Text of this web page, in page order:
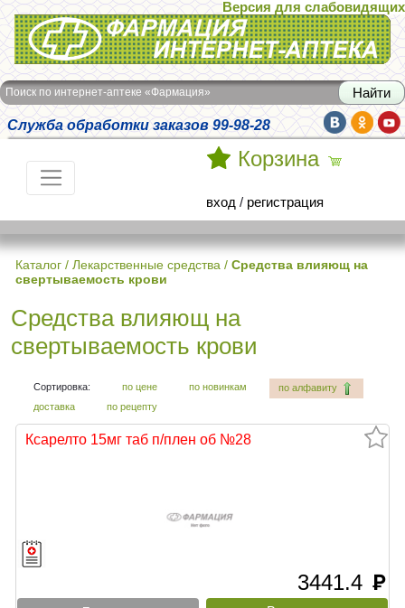
Интернет-аптека Фармация
Версия для слабовидящих
Поиск по интернет-аптеке «Фармация»
Служба обработки заказов 99-98-28
Корзина
вход / регистрация
Каталог / Лекарственные средства / Средства влияющ на
свертываемость крови
Средства влияющ на
свертываемость крови
Сортировка: по цене по новинкам
по алфавиту
доставка
по рецепту
Ксарелто 15мг таб п/плен об №28
3441.4 руб